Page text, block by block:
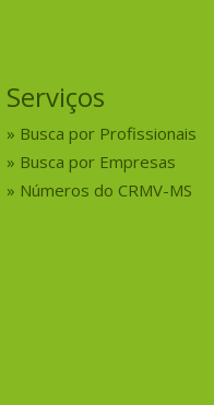
Serviços
Busca por Profissionais
Busca por Empresas
Números do CRMV-MS